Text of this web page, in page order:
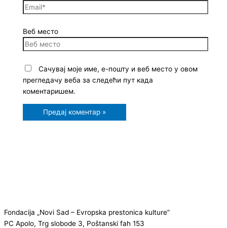
Веб место
Сачувај моје име, е-пошту и веб место у овом
прегледачу веба за следећи пут када
коментаришем.
Fondacija „Novi Sad – Evropska prestonica kulture”
PC Apolo, Trg slobode 3, Poštanski fah 153